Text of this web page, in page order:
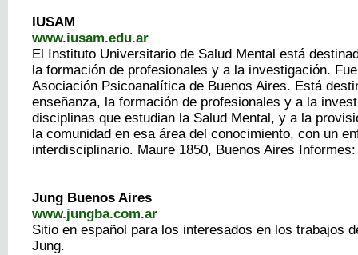
IUSAM
www.iusam.edu.ar
El Instituto Universitario de Salud Mental está
la formación de profesionales y a la investigación.
Asociación Psicoanalítica de Buenos Aires. Está
enseñanza, la formación de profesionales y a la
disciplinas que estudian la Salud Mental, y a la
la comunidad en esa área del conocimiento, con un
interdisciplinario. Maure 1850, Buenos Aires Informes:
Jung Buenos Aires
www.jungba.com.ar
Sitio en español para los interesados en los trabajos
Jung.